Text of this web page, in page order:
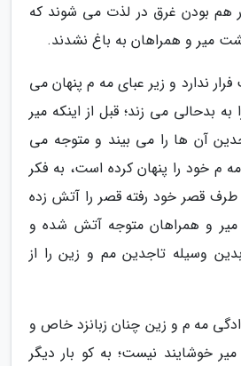
هم بودن غرق در لذت می شوند که
میر و همراهان به باغ نشدند.
ندارد و زیر عبای مه م پنهان می
بدحالی می زند؛ قبل از اینکه میر
آن ها را می بیند و متوجه می
م خود را پنهان کرده است، به فکر
طرف قصر خود رفته قصر را آتش زده
و همراهان متوجه آتش شده و
وسیله تاجدین مم و زین را از
مه م و زین چنان زبانزد خاص و
خوشایند نیست؛ به کو بار دیگر